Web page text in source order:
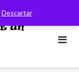
Descartar